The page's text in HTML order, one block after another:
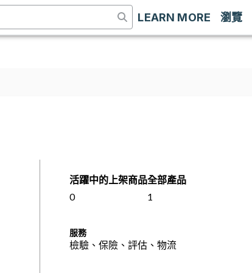
LEARN MORE 瀏覽
活躍中的上架商品
0
全部產品
1
服務
檢驗、保險、評估、物流